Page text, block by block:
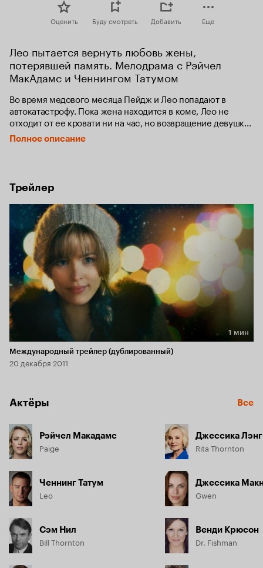
Оценить Буду смотреть Добавить Еще
Лео пытается вернуть любовь жены,
потерявшей память. Мелодрама с Рэйчел
МакАдамс и Ченнингом Татумом
Во время медового месяца Пейдж и Лео попадают в
автокатастрофу. Пока жена находится в коме, Лео не
отходит от ее кровати ни на час, но возвращение девушки
к жизни омрачено потерей памяти - она не узнает
любимого и не помнит об их романе. И тогда Лео решает
Полное описание
Трейлер
Длительность 1 мин
1 мин
Международный трейлер (дублированный)
20 декабря 2011
Актёры Все
Рэйчел Макадамс
Paige
Ченнинг Татум
Leo
Сэм Нил
Bill Thornton
Джессика Лэнг
Rita Thornton
Джессика
Gwen
Венди Крюсон
Dr. Fishman